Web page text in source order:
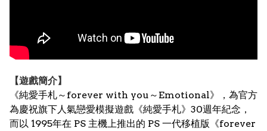
【遊戲簡介】
《純愛手札～forever with you～Emotional》，為官方
為慶祝旗下人氣戀愛模擬遊戲《純愛手札》30週年紀念，
而以 1995年在 PS 主機上推出的 PS 一代移植版《forever